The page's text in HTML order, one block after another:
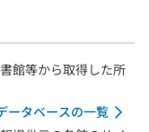
館等から取得した所
ータベースの一覧